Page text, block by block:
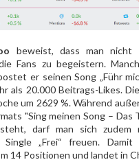
beweist, dass man nicht
Fans zu begeistern.
er seinen Song „Führ
als 20.000 Beitrags-Likes.
um 2629 %. Während
"Sing meinen Song – Das
darf man sich zudem
Single „Frei“ freuen.
14 Positionen und landet in